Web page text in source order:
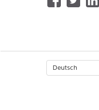
Deutsch